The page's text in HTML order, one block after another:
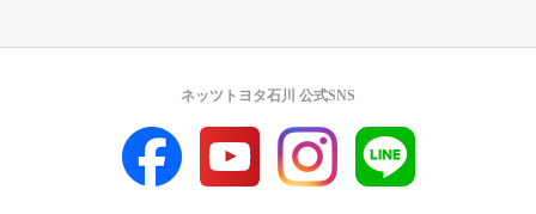
ネッツトヨタ石川 公式SNS